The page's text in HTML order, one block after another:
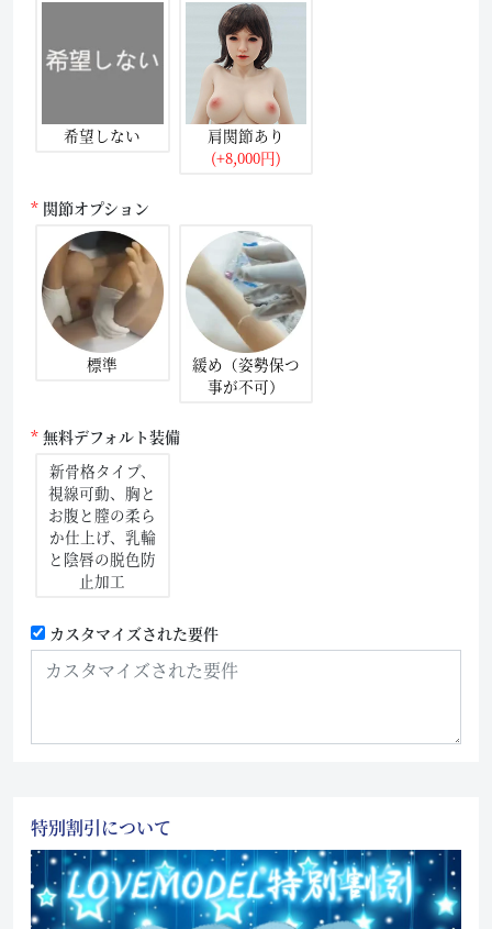
希望しない
肩関節あり
(+8,000円)
関節オプション
標準
緩め（姿勢保つ
事が不可）
無料デフォルト装備
新骨格タイプ、
視線可動、胸と
お腹と膣の柔ら
か仕上げ、乳輪
と陰唇の脱色防
止加工
カスタマイズされた要件
特別割引について